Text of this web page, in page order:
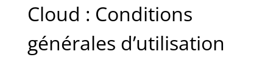
Cloud : Conditions
générales d’utilisation